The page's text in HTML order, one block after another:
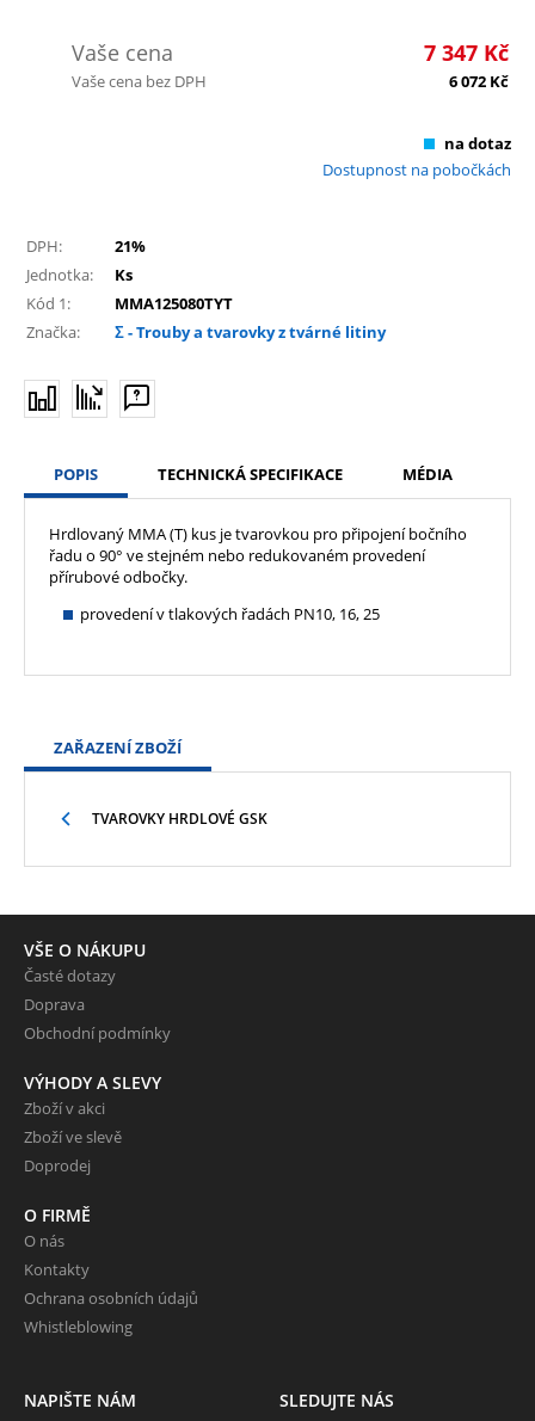
Vaše cena 7 347 Kč
Vaše cena bez DPH 6 072 Kč
na dotaz
Dostupnost na pobočkách
DPH:
21%
Jednotka:
Ks
Kód 1:
MMA125080TYT
Značka:
Σ - Trouby a tvarovky z tvárné litiny
POPIS TECHNICKÁ SPECIFIKACE MÉDIA
Hrdlovaný MMA (T) kus je tvarovkou pro připojení bočního
řadu o 90° ve stejném nebo redukovaném provedení
přírubové odbočky.
provedení v tlakových řadách PN10, 16, 25
ZAŘAZENÍ ZBOŽÍ
TVAROVKY HRDLOVÉ GSK
VŠE O NÁKUPU
Časté dotazy
Doprava
Obchodní podmínky
VÝHODY A SLEVY
Zboží v akci
Zboží ve slevě
Doprodej
O FIRMĚ
O nás
Kontakty
Ochrana osobních údajů
Whistleblowing
NAPIŠTE NÁM SLEDUJTE NÁS